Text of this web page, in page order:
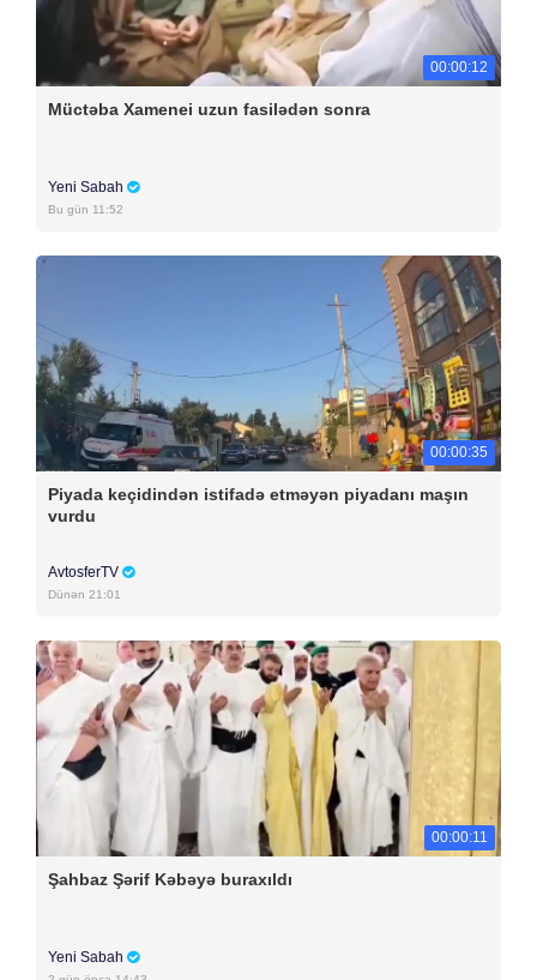
00:00:12
Müctəba Xamenei uzun fasilədən sonra
Yeni Sabah
Bu gün 11:52
00:00:35
Piyada keçidindən istifadə etməyən piyadanı maşın
vurdu
AvtosferTV
Dünən 21:01
00:00:11
Şahbaz Şərif Kəbəyə buraxıldı
Yeni Sabah